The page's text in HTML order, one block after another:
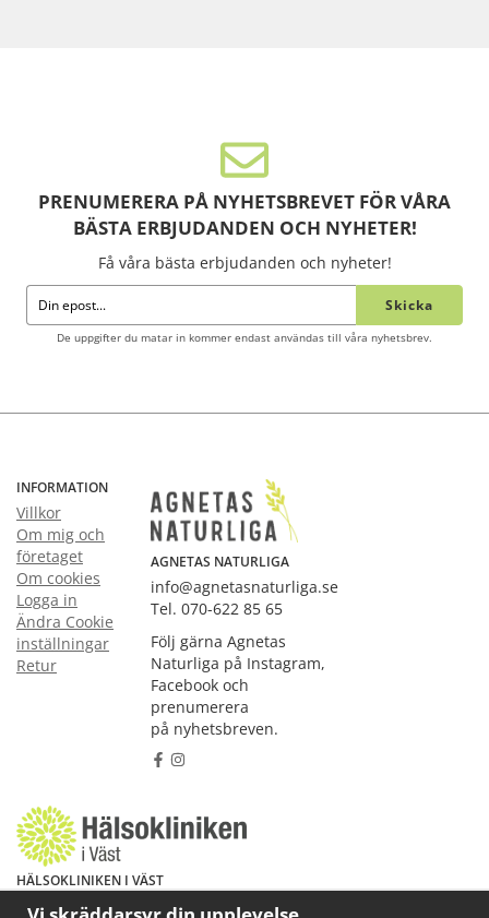
PRENUMERERA PÅ NYHETSBREVET FÖR VÅRA
BÄSTA ERBJUDANDEN OCH NYHETER!
Få våra bästa erbjudanden och nyheter!
Skicka
De uppgifter du matar in kommer endast användas till våra nyhetsbrev.
INFORMATION
Villkor
Om mig och
företaget
Om cookies
Logga in
Ändra Cookie
inställningar
Retur
AGNETAS NATURLIGA
info@agnetasnaturliga.se
Tel. 070-622 85 65
Följ gärna Agnetas
Naturliga på Instagram,
Facebook och
prenumerera
på nyhetsbreven.
HÄLSOKLINIKEN I VÄST
Har du hälsoproblem? Fråga mig!